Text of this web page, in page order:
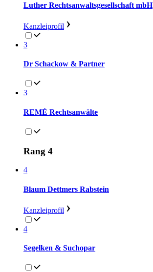
Luther Rechtsanwaltsgesellschaft mbH
Kanzleiprofil
3
Dr Schackow & Partner
3
REMÉ Rechtsanwälte
Rang 4
4
Blaum Dettmers Rabstein
Kanzleiprofil
4
Segelken & Suchopar